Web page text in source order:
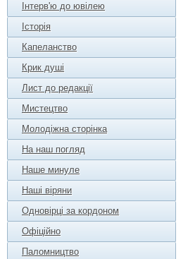
Інтерв'ю до ювілею
Історія
Капеланство
Крик душі
Лист до редакції
Мистецтво
Молодіжна сторінка
На наш погляд
Наше минуле
Наші віряни
Одновірці за кордоном
Офіційно
Паломництво